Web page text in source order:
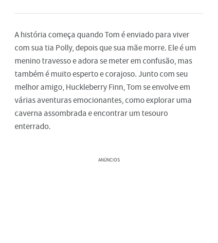
A história começa quando Tom é enviado para viver
com sua tia Polly, depois que sua mãe morre. Ele é um
menino travesso e adora se meter em confusão, mas
também é muito esperto e corajoso. Junto com seu
melhor amigo, Huckleberry Finn, Tom se envolve em
várias aventuras emocionantes, como explorar uma
caverna assombrada e encontrar um tesouro
enterrado.
ANÚNCIOS